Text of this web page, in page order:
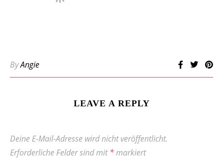
ByAngie
LEAVE A REPLY
Deine E-Mail-Adresse wird nicht veröffentlicht.
Erforderliche Felder sind mit*markiert